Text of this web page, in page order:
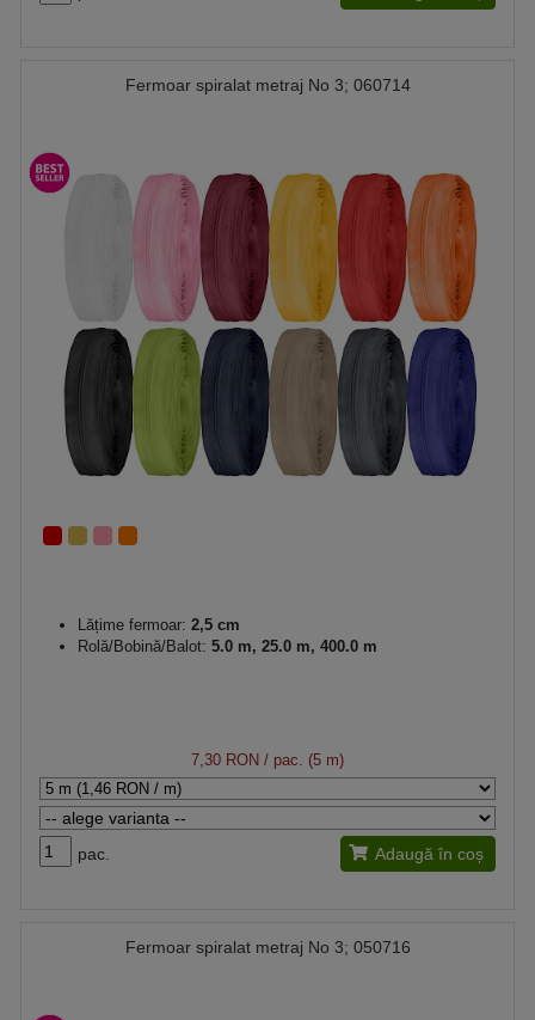
Fermoar spiralat metraj No 3; 060714
Lățime fermoar: 2,5 cm
Rolă/Bobină/Balot: 5.0 m, 25.0 m, 400.0 m
7,30 RON / pac. (5 m)
pac. Adaugă în coș
Fermoar spiralat metraj No 3; 050716